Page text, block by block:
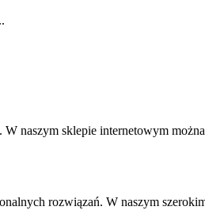
naszym sklepie internetowym
rozwiązań. W naszym